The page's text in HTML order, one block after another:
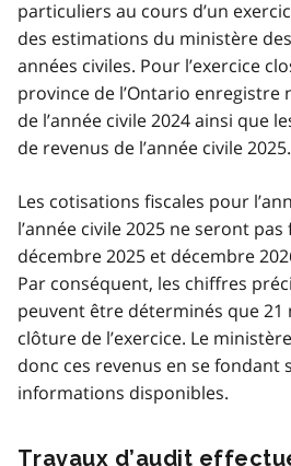
particuliers au cours d’un
des estimations du ministère
années civiles. Pour l’exercice
province de l’Ontario enregistre
de l’année civile 2024 ainsi que
de revenus de l’année civile 2025.
Les cotisations fiscales pour
l’année civile 2025 ne seront
décembre 2025 et décembre
Par conséquent, les chiffres
peuvent être déterminés que 21
clôture de l’exercice. Le
donc ces revenus en se fondant
informations disponibles.
Travaux d’audit